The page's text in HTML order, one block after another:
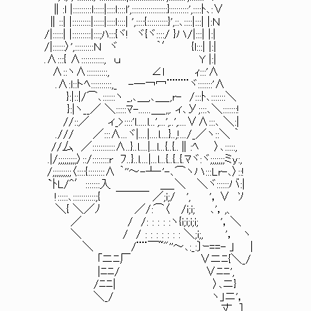
∥:l |:::::::::l:::::|::::l::::l',:::::::::::::::::}:::::::::',::::ﾄ､:∨
∥::| |:::::::::|:::::|::::l::::| ',::::{::::::::::}',::､::::|:::| |:Ｎ
/|:::::| |:::::::::|:::;ﾊ:::{ヾ! ヾ{ヾ::::/ }ハ/|:::| |:|
/|::::::〉',:::::::::Ｎ ヾ ｀′ {l:::| |:|
.∧:::{ ∧:::::::::::, ｕ Y |:|
∧::ヽ∧::::::::::, ∠l ｨ:::'∧
.∧:l::トﾍ::::::::::,_ -─￢冖¨¨¨¨ヾ:::::::'∧
}:|::|/⌒､::::::ヽ _,､＿,､＿_,r- /:::ﾄ､:::::::＼
}:|ヽ__／ ＼:::::ﾏ-......＿_,,. ィ､У;:::､＼:::::::!
//::／ ィ_>::::'l.....l...',...',..',....∨∧:::､ ＼:|
./// ／:::∧...ヾ|....|....l....}..,!.../_／ヽ::＼ ｀
//厶 ／:::::::::::∧..}..l....|...l...{..{..∥:ﾍ 〉､:::::,
.|/;;;;;;;;;〉::/::::::::r ﾌ..}..l....|...l...{..{..{.ﾏヾ:ヾ;;;;;;;ミy:,
/;;;;;;;;;〈::::{::::::::∧ ｀''～-┴‐'-､⌒ヽハ:::Lr-､〉::!
`ﾄL/^′:::::::入 ＿_＼ ＼ヾ::::::バ:|
!:::::､:::::::::::;{ ￣￣￣ ／;i;/ ', '，∨ ｿ
＼{ ＼／ﾉ ／/:⌒〈 /i;i; ､'，,、
／ / /: : : : :ヽ{i;i;i;i; '，＼
＼ / / : : : : : : : ＼;i;, '， ヽ
＼ /¨¨￣~"''～､:_:〕ｰ==- 」 |
「ニﾆ厂 ∨ニﾆ{＼_/
|ﾆﾆ/ ∨ﾆﾆ',
/ﾆﾆ| 〉､ニ}
＼_/ ヽ」ニ'，